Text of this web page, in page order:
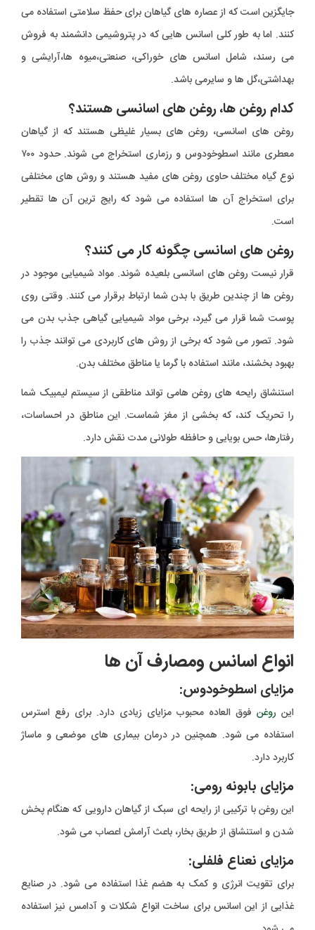
جایگزین است که از عصاره های گیاهان برای حفظ سلامتی استفاده می
کنند. اما به طور کلی اسانس هایی که در پتروشیمی دانشمند به فروش
می رسند، شامل اسانس های خوراکی، صنعتی،میوه ها،آرایشی و
بهداشتی،گل ها و سایرمی باشد.
کدام روغن ها، روغن های اسانسی هستند؟
روغن های اسانسی، روغن های بسیار غلیظی هستند که از گیاهان
معطری مانند اسطوخودوس و رزماری استخراج می شوند. حدود ۷۰۰
نوع گیاه مختلف حاوی روغن های مفید هستند و روش های مختلفی
برای استخراج آن ها استفاده می شود که رایج ترین آن ها تقطیر
است.
روغن های اسانسی چگونه کار می کنند؟
قرار نیست روغن های اسانسی بلعیده شوند. مواد شیمیایی موجود در
روغن ها از چندین طریق با بدن شما ارتباط برقرار می کنند. وقتی روی
پوست شما قرار می گیرد، برخی مواد شیمیایی گیاهی جذب بدن می
شود. تصور می شود که برخی از روش های کاربردی می توانند جذب را
بهبود بخشند، مانند استفاده با گرما یا مناطق مختلف بدن.
استنشاق رایحه های روغن هامی تواند مناطقی از سیستم لیمبیک شما
را تحریک کند، که بخشی از مغز شماست. این مناطق در احساسات،
رفتارها، حس بویایی و حافظه طولانی مدت نقش دارد.
انواع اسانس ومصارف آن ها
مزایای اسطوخودوس:
این روغنفوق العاده محبوب مزایای زیادی دارد. برای رفع استرس
استفاده می شود. همچنین در درمان بیماری های موضعی و ماساژ
کاربرد دارد.
مزایای بابونه رومی:
این روغن با ترکیبی از رایحه ای سبک از گیاهان دارویی که هنگام پخش
شدن و استنشاق از طریق بخار، باعث آرامش اعصاب می شود.
مزایای نعناع فلفلی:
برای تقویت انرژی و کمک به هضم غذا استفاده می شود. در صنایع
غذایی از این اسانس برای ساخت انواع شکلات و آدامس نیز استفاده